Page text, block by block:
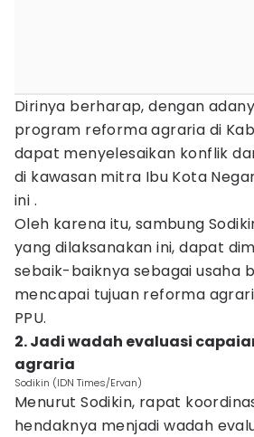
Dirinya berharap, dengan
program reforma agraria di
dapat menyelesaikan konflik
di kawasan mitra Ibu Kota
ini .
Oleh karena itu, sambung
yang dilaksanakan ini, dapat
sebaik-baiknya sebagai usaha
mencapai tujuan reforma
PPU.
2. Jadi wadah evaluasi
agraria
Sodikin (IDN Times/Ervan)
Menurut Sodikin, rapat
hendaknya menjadi wadah